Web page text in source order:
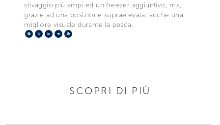
stivaggio più ampi ed un freezer aggiuntivo, ma,
grazie ad una posizione sopraelevata, anche una
migliore visuale durante la pesca.
Facebook
X LinkedIn
Telegram
SCOPRI DI PIÙ